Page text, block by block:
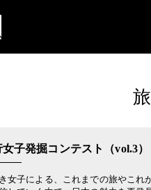
子発掘コンテスト（vol.3）
女子による、これまでの旅やこれ